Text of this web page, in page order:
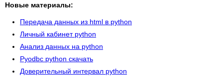
Новые материалы:
Передача данных из html в python
Личный кабинет python
Анализ данных на python
Pyodbc python скачать
Доверительный интервал python